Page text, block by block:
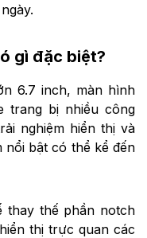
gì đặc biệt?
6.7 inch, màn hình
trang bị nhiều công
nghiệm hiển thị và
nổi bật có thể kể đến
thay thế phần notch
thị trực quan các